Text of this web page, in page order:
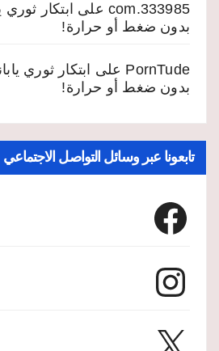
333985.com على ابتكار
بدون ضغط أو حرارة!
PornTude على
ابتكار ثوري
بدون ضغط أو حرارة!
تابعونا عبر وسائل التواصل الاجتماعي
Facebook
Instagram
X